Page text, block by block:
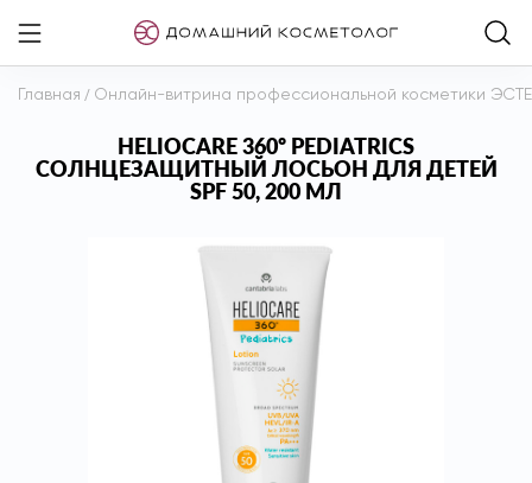
Главная / Онлайн-витрина профессиональной косметики
HELIOCARE 360º PEDIATRICS
СОЛНЦЕЗАЩИТНЫЙ ЛОСЬОН ДЛЯ ДЕТЕЙ
SPF 50, 200 МЛ